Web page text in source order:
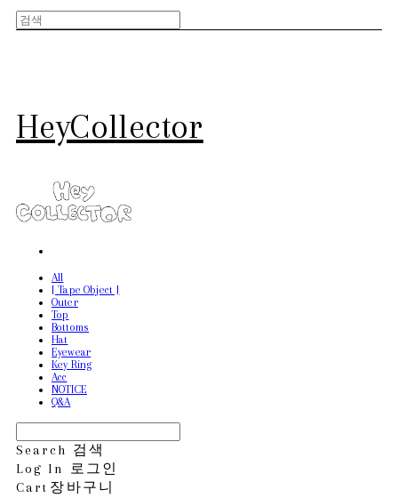
HeyCollector
All
[ Tape Object ]
Outer
Top
Bottoms
Hat
Eyewear
Key Ring
Acc
NOTICE
Q&A
Search 검색
Log In
로그인
Cart 장바구니